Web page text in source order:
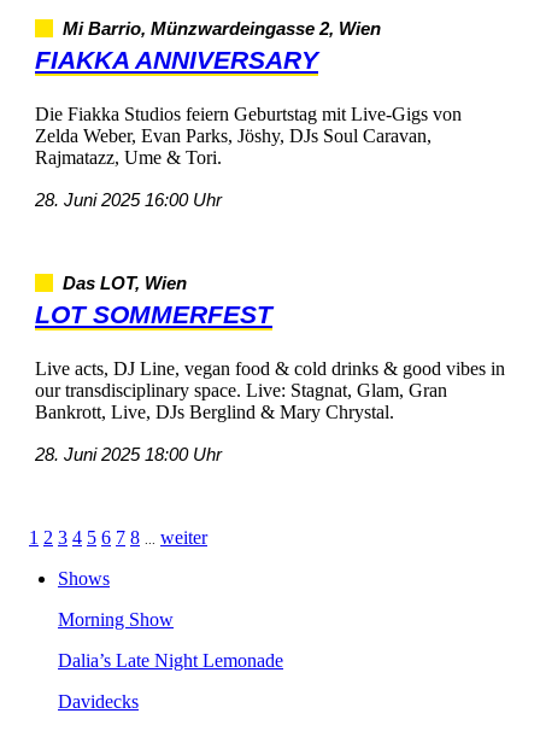
MiBarrio,Münzwardeingasse2,Wien
FIAKKAANNIVERSARY
DieFiakkaStudiosfeiernGeburtstagmitLive-Gigsvon
ZeldaWeber,EvanParks,Jöshy,DJsSoulCaravan,
Rajmatazz,Ume&Tori.
28.Juni202516:00Uhr
DasLOT,Wien
LOTSOMMERFEST
Liveacts,DJLine,veganfood&colddrinks&goodvibesin
ourtransdisciplinaryspace.Live:Stagnat,Glam,Gran
Bankrott,Live,DJsBerglind&MaryChrystal.
28.Juni202518:00Uhr
1 2 3 4 5 6 7 8
weiter
Shows
MorningShow
Dalia’sLateNightLemonade
Davidecks